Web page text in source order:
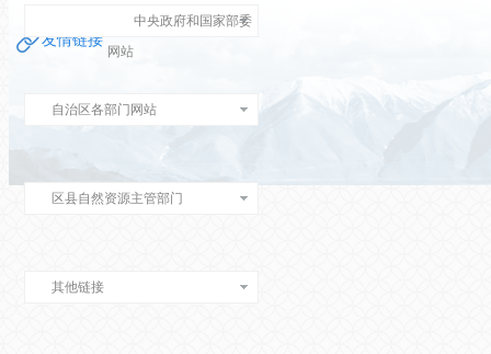
友情链接
中央政府和国家部委
网站
自治区各部门网站
区县自然资源主管部门
其他链接